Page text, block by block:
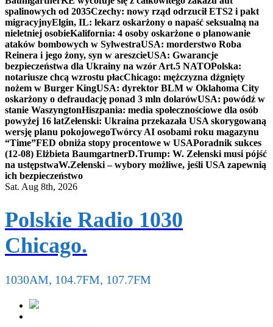
spalinowych od 2035Czechy: nowy rząd odrzucił ETS2 i pakt
migracyjnyElgin, IL: lekarz oskarżony o napaść seksualną na
nieletniej osobieKalifornia: 4 osoby oskarżone o planowanie
ataków bombowych w SylwestraUSA: morderstwo Roba
Reinera i jego żony, syn w areszcieUSA: Gwarancje
bezpieczeństwa dla Ukrainy na wzór Art.5 NATOPolska:
notariusze chcą wzrostu płacChicago: mężczyzna dźgnięty
nożem w Burger KingUSA: dyrektor BLM w Oklahoma City
oskarżony o defraudację ponad 3 mln dolarówUSA: powódź w
stanie WaszyngtonHiszpania: media społecznościowe dla osób
powyżej 16 latZełenski: Ukraina przekazała USA skorygowaną
wersję planu pokojowegoTwórcy AI osobami roku magazynu
“Time”FED obniża stopy procentowe w USAPoradnik sukces
(12-08) Elżbieta BaumgartnerD.Trump: W. Zełenski musi pójść
na ustępstwaW.Zełenski – wybory możliwe, jeśli USA zapewnią
ich bezpieczeństwo
Sat. Aug 8th, 2026
Polskie Radio 1030
Chicago.
1030AM, 104.7FM, 107.7FM